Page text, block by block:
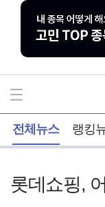
전체뉴스 랭킹
롯데쇼핑,